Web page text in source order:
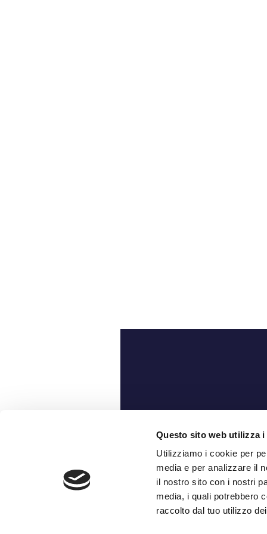
Questo sito web utilizza i
Utilizziamo i cookie per
media e per analizzare il
il nostro sito con i nostri
media, i quali potrebbero
raccolto dal tuo utilizzo